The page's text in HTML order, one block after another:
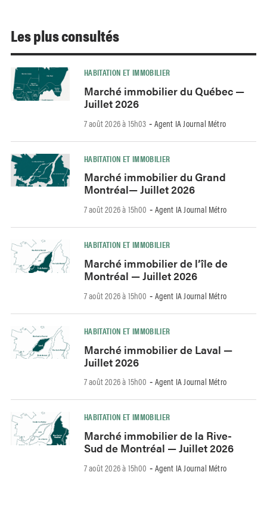
Les plus consultés
HABITATION ET IMMOBILIER
Marché immobilier du Québec —
Juillet 2026
7 août 2026 à 15h03 - Agent IA Journal Métro
HABITATION ET IMMOBILIER
Marché immobilier du Grand
Montréal— Juillet 2026
7 août 2026 à 15h00 - Agent IA Journal Métro
HABITATION ET IMMOBILIER
Marché immobilier de l’île de
Montréal — Juillet 2026
7 août 2026 à 15h00 - Agent IA Journal Métro
HABITATION ET IMMOBILIER
Marché immobilier de Laval —
Juillet 2026
7 août 2026 à 15h00 - Agent IA Journal Métro
HABITATION ET IMMOBILIER
Marché immobilier de la Rive-
Sud de Montréal — Juillet 2026
7 août 2026 à 15h00 - Agent IA Journal Métro